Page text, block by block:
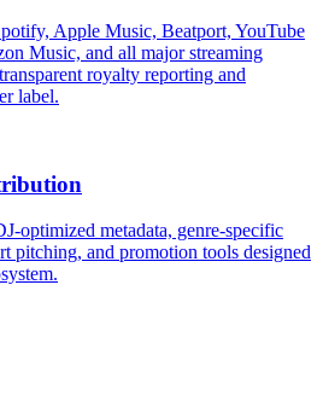
Apple Music, Beatport, YouTube
Music, and all major streaming
royalty reporting and
label.
optimized metadata, genre-specific
pitching, and promotion tools designed